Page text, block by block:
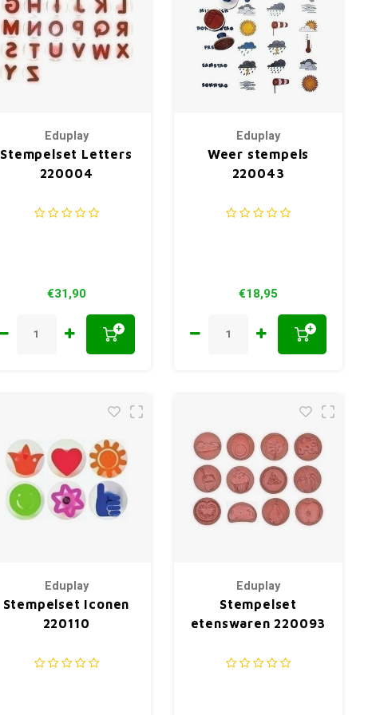
Eduplay
Stempelset Letters
220004
€31,90
+
Eduplay
Weer stempels
220043
€18,95
+
Eduplay
Stempelset Iconen
220110
Eduplay
Stempelset
etenswaren 220093